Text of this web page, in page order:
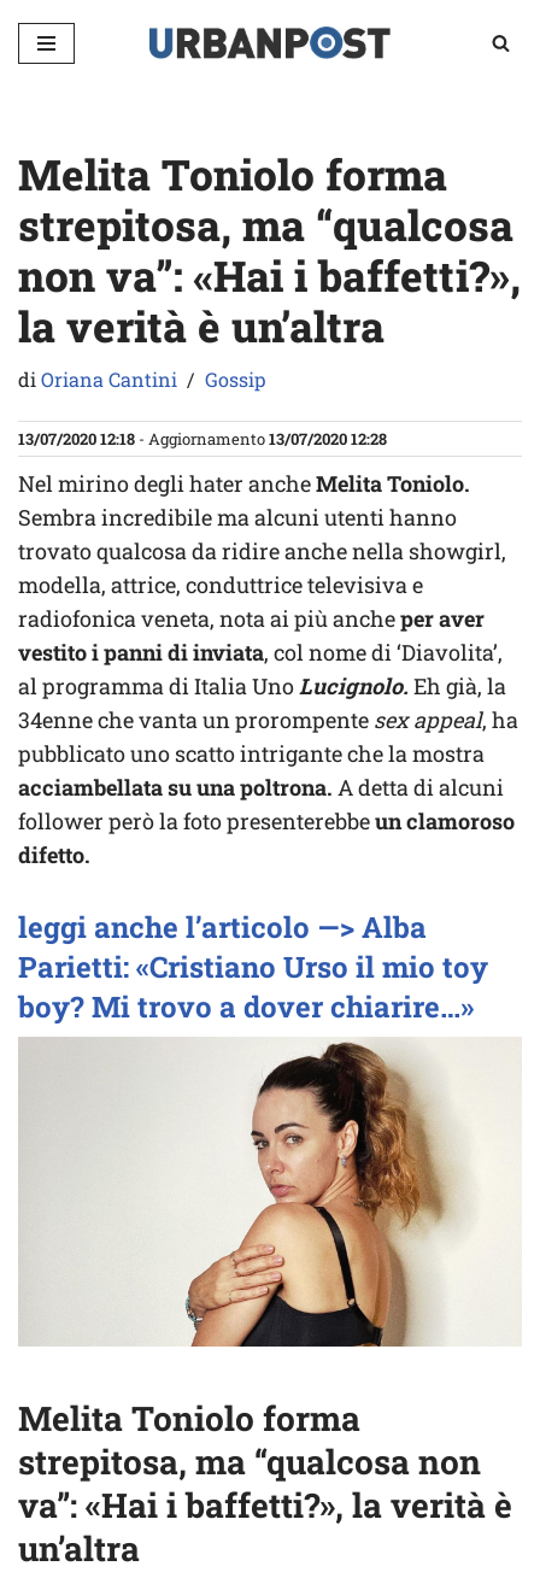
Vai
Melita Toniolo forma
strepitosa, ma “qualcosa
non va”: «Hai i baffetti?»,
la verità è un’altra
diOriana Cantini Gossip
13/07/2020 12:18 - Aggiornamento13/07/2020 12:28
Nel mirino degli hater ancheMelita Toniolo.
Sembra incredibile ma alcuni utenti hanno
trovato qualcosa da ridire anche nella showgirl,
modella, attrice, conduttrice televisiva e
radiofonica veneta, nota ai più ancheper aver
vestito i panni di inviata, col nome di ‘Diavolita’,
al programma di Italia UnoLucignolo. Eh già, la
34enne che vanta un prorompente sex appeal, ha
pubblicato uno scatto intrigante che la mostra
acciambellata su una poltrona. A detta di alcuni
follower però la foto presenterebbeun clamoroso
difetto.
leggi anche l’articolo —> Alba
Parietti: «Cristiano Urso il mio toy
boy? Mi trovo a dover chiarire…»
Melita Toniolo forma
strepitosa, ma “qualcosa non
va”: «Hai i baffetti?», la verità è
un’altra